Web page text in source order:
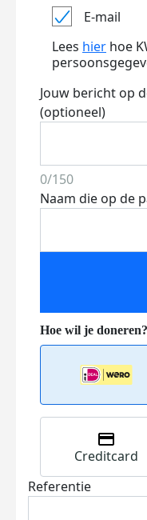
E-mail
Lees hier hoe
Jouw bericht op
(optioneel)
0/150
Naam die op de
Creditcard
Referentie